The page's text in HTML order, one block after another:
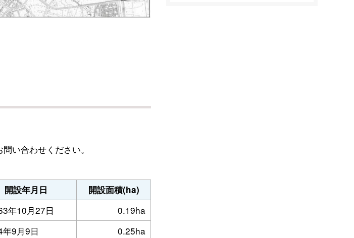
い合わせください。
開設年月日
開設面積(ha)
年10月27日 0.19ha
9月9日 0.25ha